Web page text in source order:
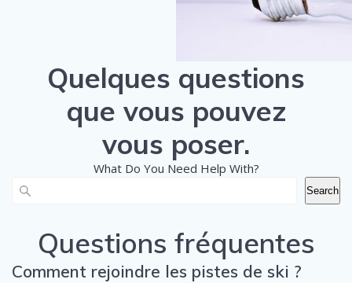
Quelques questions
que vous pouvez
vous poser.
What Do You Need Help With?
Search
Questions fréquentes
Comment rejoindre les pistes de ski ?